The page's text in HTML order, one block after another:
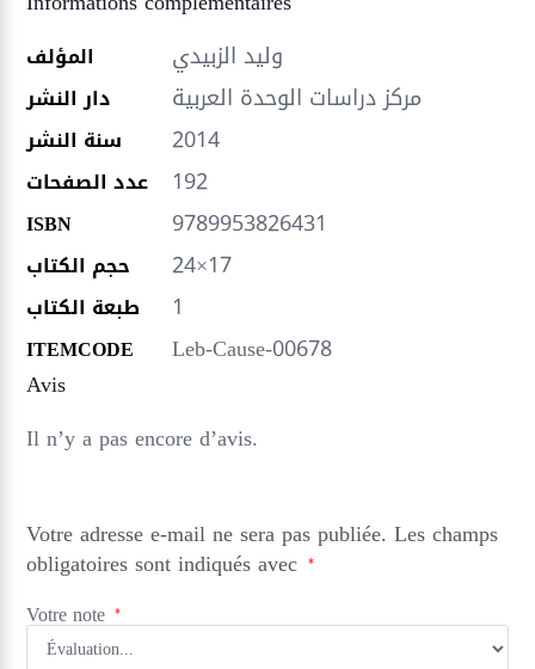
المؤلف وليد الزبيدي
دار النشر مركز دراسات الوحدة العربية
سنة النشر 2014
عدد الصفحات 192
ISBN 9789953826431
حجم الكتاب 24×17
طبعة الكتاب 1
ITEMCODE
Leb-Cause-00678
Avis
Il n’y a pas encore d’avis.
Votre adresse e-mail ne sera pas publiée. Les champs
obligatoires sont indiqués avec *
Votre note *